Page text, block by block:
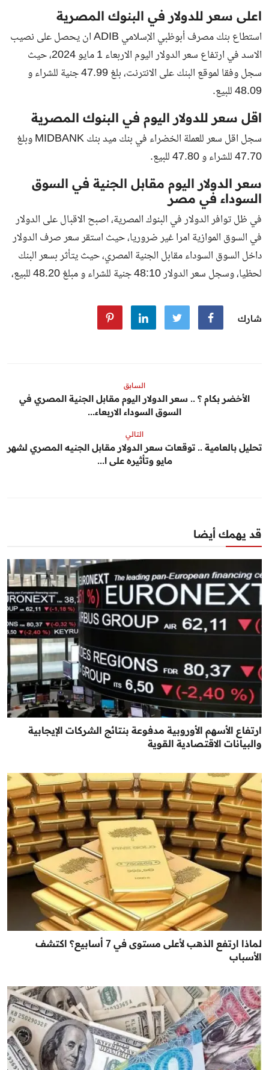
اعلى سعر للدولار في البنوك المصرية
استطاع بنك مصرف أبوظبي الإسلامي ADIB ان يحصل على نصيب
الاسد في ارتفاع سعر الدولار اليوم الاربعاء 1 مايو 2024، حيث
سجل وفقا لموقع البنك على الانترنت، بلغ 47.99 جنية للشراء و
48.09 للبيع.
اقل سعر للدولار اليوم في البنوك المصرية
سجل اقل سعر للعملة الخضراء في بنك ميد بنك MIDBANK وبلغ
47.70 للشراء و 47.80 للبيع.
سعر الدولار اليوم مقابل الجنية في السوق
السوداء في مصر
في ظل توافر الدولار في البنوك المصرية، اصبح الاقبال على الدولار
في السوق الموازية امرا غير ضروريا، حيث استقر سعر صرف الدولار
داخل السوق السوداء مقابل الجنية المصري، حيث يتأثر بسعر البنك
لحظيا، وسجل سعر الدولار 48:10 جنية للشراء و مبلغ 48.20 للبيع،
شارك
السابق
الأخضر بكام ؟ .. سعر الدولار اليوم مقابل الجنية المصري في
السوق السوداء الاربعاء...
التالي
تحليل بالعامية .. توقعات سعر الدولار مقابل الجنيه المصري لشهر
مايو وتأثيره على ا...
قد يهمك أيضا
ارتفاع الأسهم الأوروبية مدفوعة بنتائج الشركات الإيجابية
والبيانات الاقتصادية القوية
لماذا ارتفع الذهب لأعلى مستوى في 7 أسابيع؟ اكتشف
الأسباب